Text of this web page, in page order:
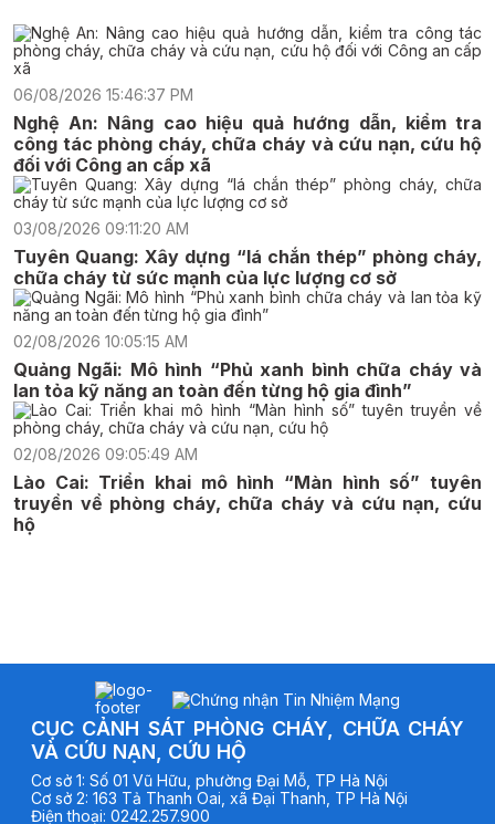
06/08/2026 15:46:37 PM
Nghệ An: Nâng cao hiệu quả hướng dẫn, kiểm tra
công tác phòng cháy, chữa cháy và cứu nạn, cứu hộ
đối với Công an cấp xã
03/08/2026 09:11:20 AM
Tuyên Quang: Xây dựng “lá chắn thép” phòng cháy,
chữa cháy từ sức mạnh của lực lượng cơ sở
02/08/2026 10:05:15 AM
Quảng Ngãi: Mô hình “Phủ xanh bình chữa cháy và
lan tỏa kỹ năng an toàn đến từng hộ gia đình”
02/08/2026 09:05:49 AM
Lào Cai: Triển khai mô hình “Màn hình số” tuyên
truyền về phòng cháy, chữa cháy và cứu nạn, cứu
hộ
CỤC CẢNH SÁT PHÒNG CHÁY, CHỮA CHÁY
VÀ CỨU NẠN, CỨU HỘ
Cơ sở 1: Số 01 Vũ Hữu, phường Đại Mỗ, TP Hà Nội
Cơ sở 2: 163 Tả Thanh Oai, xã Đại Thanh, TP Hà Nội
Điện thoại: 0242.257.900